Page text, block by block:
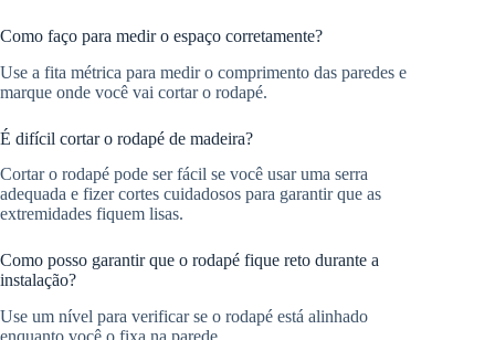
Como faço para medir o espaço corretamente?
Use a fita métrica para medir o comprimento das paredes e
marque onde você vai cortar o rodapé.
É difícil cortar o rodapé de madeira?
Cortar o rodapé pode ser fácil se você usar uma serra
adequada e fizer cortes cuidadosos para garantir que as
extremidades fiquem lisas.
Como posso garantir que o rodapé fique reto durante a
instalação?
Use um nível para verificar se o rodapé está alinhado